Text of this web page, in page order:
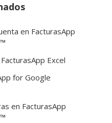
en FacturasApp
Excel
for Google
en FacturasApp